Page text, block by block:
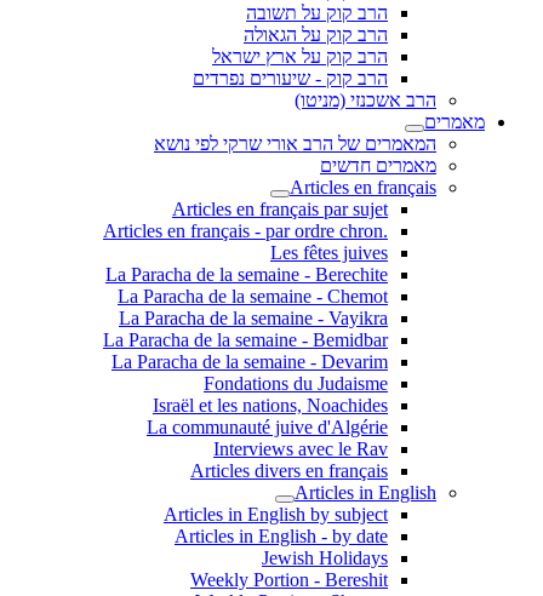
הרב קוק על תשובה
הרב קוק על הגאולה
הרב קוק על ארץ ישראל
הרב קוק - שיעורים נפרדים
הרב אשכנזי (מניטו)
מאמרים
המאמרים של הרב אורי שרקי לפי נושא
מאמרים חדשים
Articles en français
Articles en français par sujet
.Articles en français - par ordre chron
Les fêtes juives
La Paracha de la semaine - Berechite
La Paracha de la semaine - Chemot
La Paracha de la semaine - Vayikra
La Paracha de la semaine - Bemidbar
La Paracha de la semaine - Devarim
Fondations du Judaisme
Israël et les nations, Noachides
La communauté juive d'Algérie
Interviews avec le Rav
Articles divers en français
Articles in English
Articles in English by subject
Articles in English - by date
Jewish Holidays
Weekly Portion - Bereshit